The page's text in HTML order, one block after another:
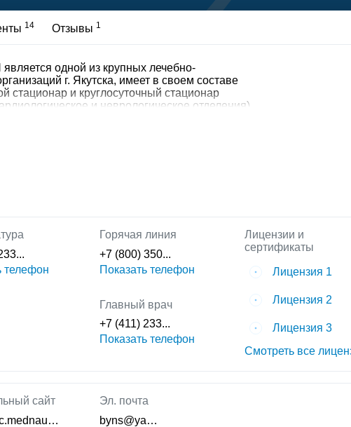
14 Отзывы 1
одной из крупных лечебно-
г. Якутска, имеет в своем составе
стационар и круглосуточный стационар
и неврологическое отделения).
свою деятельность по оказанию
внедрены современные методы
и профилактики хронических неинфекционных
стандартами и порядками оказания
Главный врач - Егорова Айталина Григорьевна
телефон
Горячая линия
+7 (800) 350...
Показать телефон
Главный врач
+7 (411) 233...
Показать телефон
Лицензии и
сертификаты
Лицензия 1
Лицензия 2
Лицензия 3
Смотреть все
сайт
Эл. почта
byns@ya…